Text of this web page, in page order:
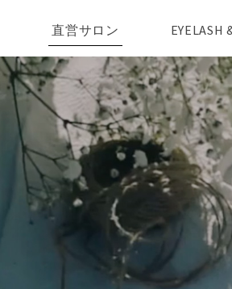
直営サロン EYELASH